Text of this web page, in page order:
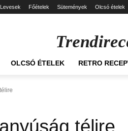
Levesek Főételek Sütemények Olcsó ételek
OLCSÓ ÉTELEK RETRO
télire